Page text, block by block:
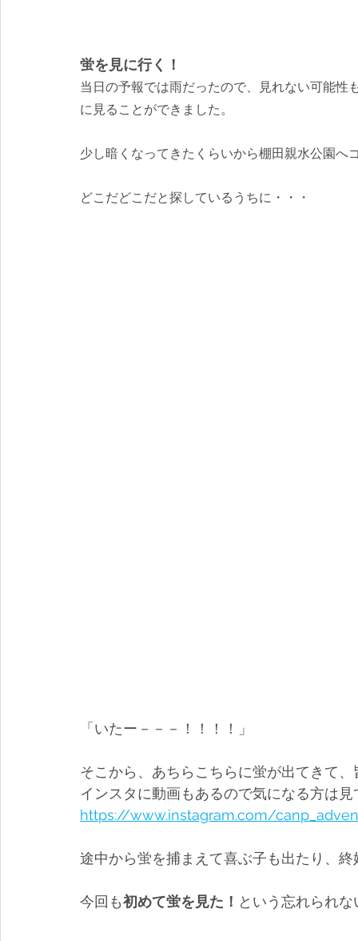
蛍を見に行く！
当日の予報では雨だったので、見れない可能性
に見ることができました。
少し暗くなってきたくらいから棚田親水公園へ
どこだどこだと探しているうちに・・・
「いたー－－－！！！！」
そこから、あちらこちらに蛍が出てきて
インスタに動画もあるので気になる方は
https://www.instagram.com/
途中から蛍を捕まえて喜ぶ子も出たり、
今回も初めて蛍を見た！ という忘れられ